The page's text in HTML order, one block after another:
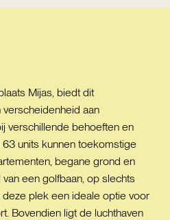
Mijas, biedt dit
aan
verschillende behoeften en
units kunnen toekomstige
begane grond en
een golfbaan, op slechts
plek een ideale optie voor
Bovendien ligt de luchthaven